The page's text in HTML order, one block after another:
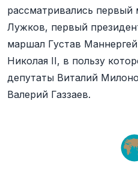
рассматривались
Лужков, первый
маршал Густав
Николая II, в пользу
депутаты Виталий
Валерий Газзаев.